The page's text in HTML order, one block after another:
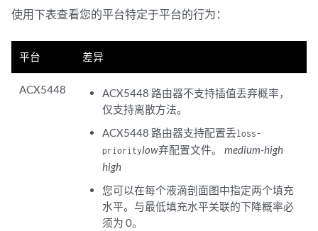
使用下表查看您的平台特定于平台的行为：
平台 差异
ACX5448
ACX5448 路由器不支持插值丢弃概率，
仅支持离散方法。
ACX5448 路由器支持配置丢loss-
prioritylow弃配置文件。 medium-high
high
您可以在每个液滴剖面图中指定两个填充
水平。与最低填充水平关联的下降概率必
须为 0。